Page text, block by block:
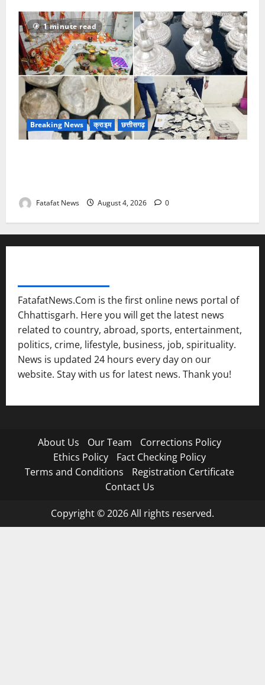
1 minute read
Breaking News क्राइम छत्तीसगढ़
Fatafat News August 4, 2026 0
FatafatNews.Com is the first online news portal of
Chhattisgarh. Here you will get the latest news
related to country, abroad, sports, entertainment,
politics, crime, lifestyle, business, job, spirituality.
News is updated 24 hours every day on our
website. Stay with us for latest news. Thank you!
About Us Our Team
Corrections Policy
Ethics Policy
Fact Checking Policy
Terms and Conditions
Registration Certificate
Contact Us
Copyright © 2026 All rights reserved.